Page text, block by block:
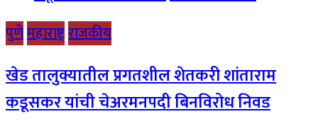
पुणेमहाराष्ट्रराजकीय
खेड तालुक्यातील प्रगतशील शेतकरी शांताराम
कडूसकर यांची चेअरमनपदी बिनविरोध निवड